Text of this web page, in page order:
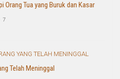
Orang Tua yang Buruk dan Kasar
7
Telah Meninggal